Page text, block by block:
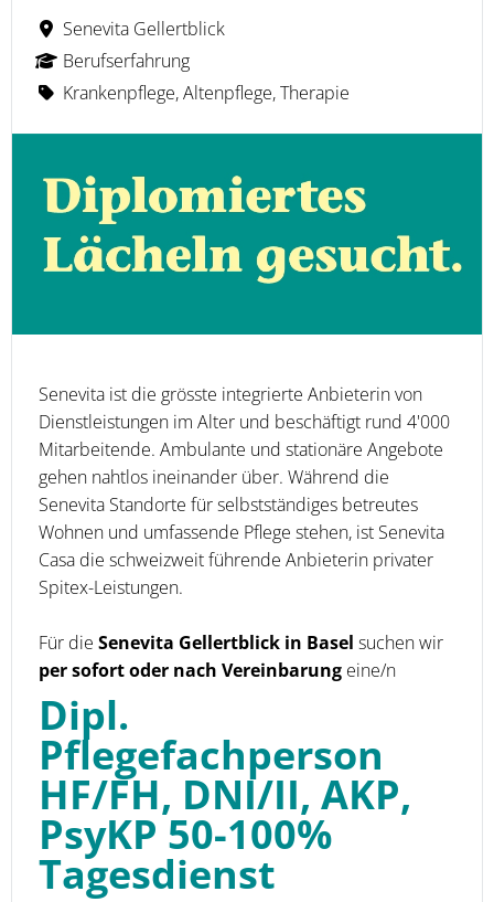
Senevita Gellertblick
Berufserfahrung
Krankenpflege, Altenpflege, Therapie
Senevita ist die grösste integrierte Anbieterin von
Dienstleistungen im Alter und beschäftigt rund 4'000
Mitarbeitende. Ambulante und stationäre Angebote
gehen nahtlos ineinander über. Während die
Senevita Standorte für selbstständiges betreutes
Wohnen und umfassende Pflege stehen, ist Senevita
Casa die schweizweit führende Anbieterin privater
Spitex-Leistungen.
Für die Senevita Gellertblick in Basel suchen wir
per sofort oder nach Vereinbarung eine/n
Dipl.
Pflegefachperson
HF/FH, DNI/II, AKP,
PsyKP 50-100%
Tagesdienst